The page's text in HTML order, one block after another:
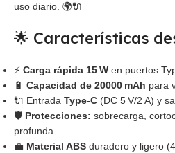
uso diario. 🌍🔌
🌟 Características
⚡ Carga rápida 15 W en puertos
🔋 Capacidad de 20000 mAh para
🔌 Entrada Type‑C (DC 5 V/2 A) y
🛡️ Protecciones: sobrecarga,
profunda.
💼 Material ABS duradero y ligero